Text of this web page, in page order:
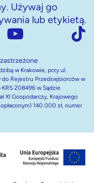
Używaj go
lub etykietą.
w Krakowie, przy ul.
do Rejestru Przedsiębiorców w
208496 w Sądzie
XI Gospodarczy, Krajowego
140 000 zł, numer